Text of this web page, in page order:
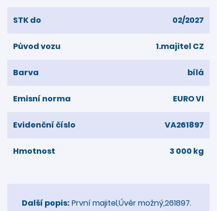
STK do 02/2027
Původ vozu 1.majitel CZ
Barva bílá
Emisní norma EURO VI
Evidenční číslo VA261897
Hmotnost 3 000 kg
Další popis: První majitel,Úvěr možný,261897.